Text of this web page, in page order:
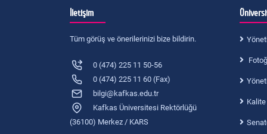
Yerleşke
İletişim
Tüm görüş ve önerilerinizi bize bildirin.
0 (474) 225 11 50-56
0 (474) 225 11 60 (Fax)
bilgi@kafkas.edu.tr
Kafkas Üniversitesi Rektörlüğü
(36100) Merkez / KARS